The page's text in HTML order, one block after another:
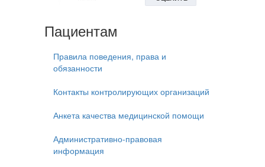
Пациентам
Правила поведения, права и
обязанности
Контакты контролирующих организаций
Анкета качества медицинской помощи
Административно-правовая
информация